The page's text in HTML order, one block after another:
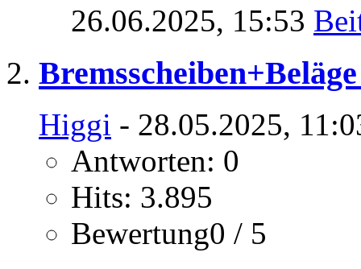
26.06.2025, 15:53
Higgi - 28.05.2025,
Antworten: 0
Hits: 3.895
Bewertung0 / 5